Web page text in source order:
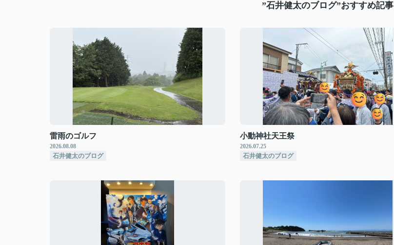
”石井健太のブログ”おすすめ記事
雷雨のゴルフ
2026.08.08
石井健太のブログ
小動神社天王祭
2026.07.25
石井健太のブログ